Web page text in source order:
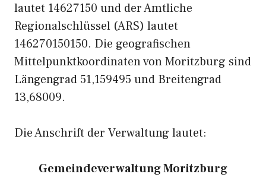
lautet 14627150 und der Amtliche
Regionalschlüssel (ARS) lautet
146270150150. Die geografischen
Mittelpunktkoordinaten von Moritzburg sind
Längengrad 51,159495 und Breitengrad
13,68009.
Die Anschrift der Verwaltung lautet:
Gemeindeverwaltung Moritzburg